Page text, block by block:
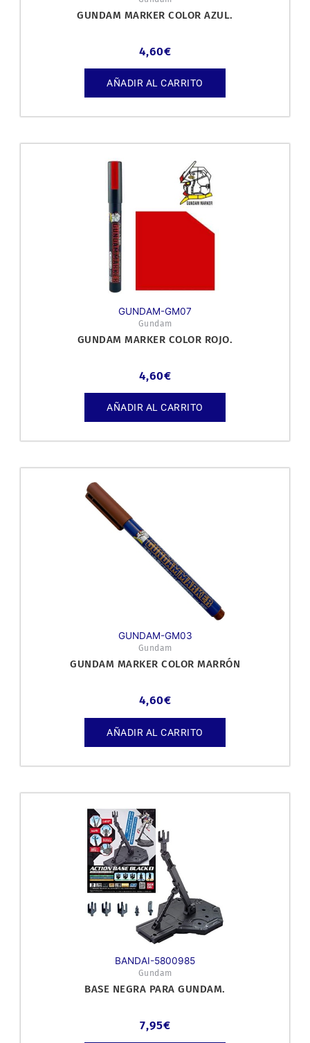
GUNDAM MARKER COLOR AZUL.
4,60€
AÑADIR AL CARRITO
GUNDAM-GM07
Gundam
GUNDAM MARKER COLOR ROJO.
4,60€
AÑADIR AL CARRITO
GUNDAM-GM03
Gundam
GUNDAM MARKER COLOR MARRÓN
4,60€
AÑADIR AL CARRITO
BANDAI-5800985
Gundam
BASE NEGRA PARA GUNDAM.
7,95€